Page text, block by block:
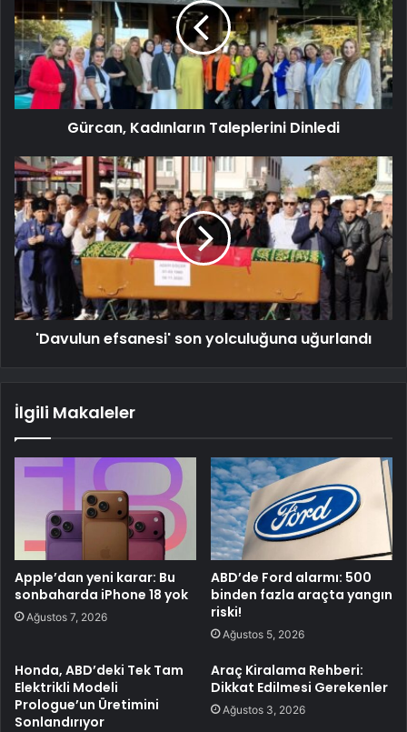
Gürcan, Kadınların Taleplerini Dinledi
'Davulun efsanesi' son yolculuğuna uğurlandı
İlgili Makaleler
Apple’dan yeni karar: Bu
sonbaharda iPhone 18 yok
Ağustos 7, 2026
ABD’de Ford alarmı: 500
binden fazla araçta yangın
riski!
Ağustos 5, 2026
Honda, ABD’deki Tek Tam
Elektrikli Modeli
Prologue’un Üretimini
Sonlandırıyor
Araç Kiralama Rehberi:
Dikkat Edilmesi Gerekenler
Ağustos 3, 2026